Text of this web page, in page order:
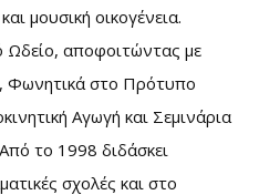
μουσική οικογένεια.
αποφοιτώντας με
Φωνητικά στο Πρότυπο
Αγωγή και Σεμινάρια
το 1998 διδάσκει
σχολές και στο